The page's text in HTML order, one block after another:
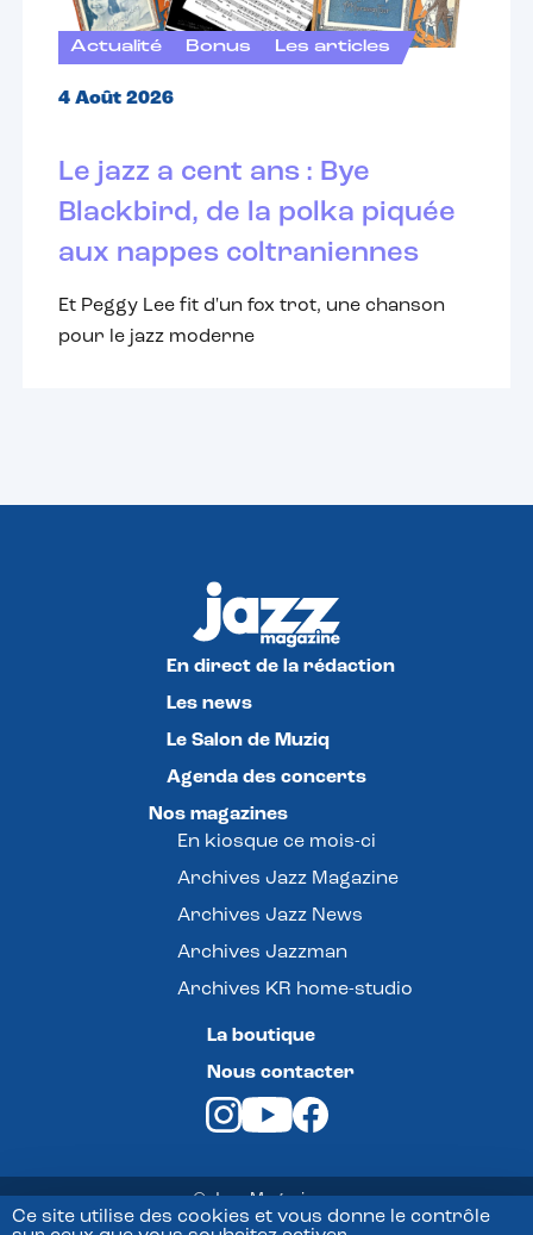
Ce site utilise des cookies et vous donne le contrôle
Actualité Bonus Les articles
4 Août 2026
Le jazz a cent ans : Bye
Blackbird, de la polka piquée
aux nappes coltraniennes
Et Peggy Lee fit d'un fox trot, une chanson
pour le jazz moderne
En direct de la rédaction
Les news
Le Salon de Muziq
Agenda des concerts
Nos magazines
En kiosque ce mois-ci
Archives Jazz Magazine
Archives Jazz News
Archives Jazzman
Archives KR home-studio
La boutique
Nous contacter
© Jazz Magazine -